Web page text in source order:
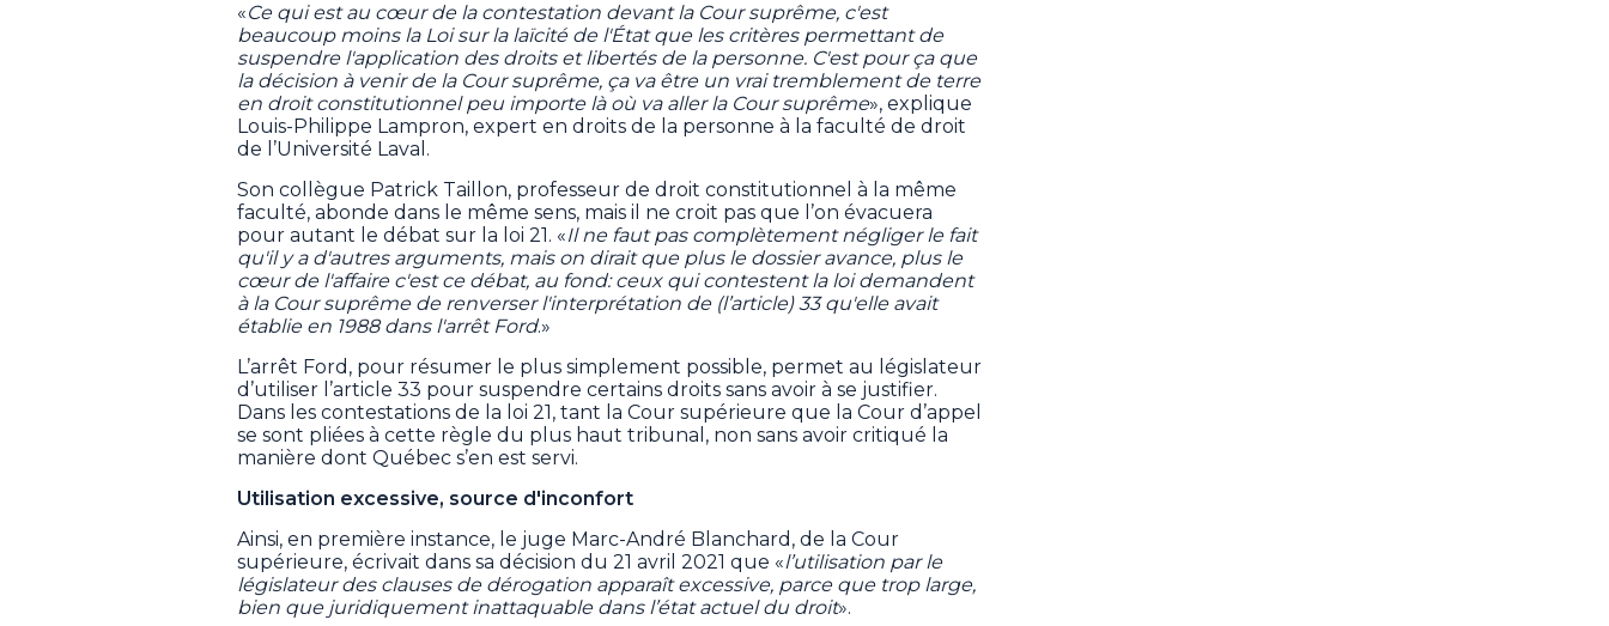
«Ce qui est au cœur de la contestation devant la Cour suprême, c'est
beaucoup moins la Loi sur la laïcité de l'État que les critères permettant de
suspendre l'application des droits et libertés de la personne. C'est pour ça que
la décision à venir de la Cour suprême, ça va être un vrai tremblement de terre
en droit constitutionnel peu importe là où va aller la Cour suprême», explique
Louis-Philippe Lampron, expert en droits de la personne à la faculté de droit
de l’Université Laval.
Son collègue Patrick Taillon, professeur de droit constitutionnel à la même
faculté, abonde dans le même sens, mais il ne croit pas que l’on évacuera
pour autant le débat sur la loi 21. «Il ne faut pas complètement négliger le fait
qu'il y a d'autres arguments, mais on dirait que plus le dossier avance, plus le
cœur de l'affaire c'est ce débat, au fond: ceux qui contestent la loi demandent
à la Cour suprême de renverser l'interprétation de (l’article) 33 qu'elle avait
établie en 1988 dans l'arrêt Ford.»
L’arrêt Ford, pour résumer le plus simplement possible, permet au législateur
d’utiliser l’article 33 pour suspendre certains droits sans avoir à se justifier.
Dans les contestations de la loi 21, tant la Cour supérieure que la Cour d’appel
se sont pliées à cette règle du plus haut tribunal, non sans avoir critiqué la
manière dont Québec s’en est servi.
Utilisation excessive, source d'inconfort
Ainsi, en première instance, le juge Marc-André Blanchard, de la Cour
supérieure, écrivait dans sa décision du 21 avril 2021 que «l’utilisation par le
législateur des clauses de dérogation apparaît excessive, parce que trop large,
bien que juridiquement inattaquable dans l’état actuel du droit».